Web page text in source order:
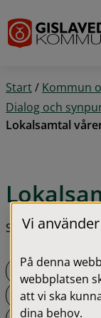
Start/ Kommun
Dialog och
Lokalsamtal
Steg i processen:
Inbjudan
Dialog
Vi
På denna
webbplatsen
att vi ska
dina behov.